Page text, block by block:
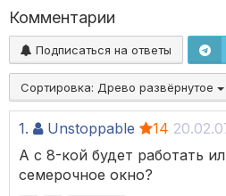
Комментарии
Подписаться на ответы
Сортировка: Древо развёрнутое
1. Unstoppable 14
А с 8-кой будет работать
семерочное окно?